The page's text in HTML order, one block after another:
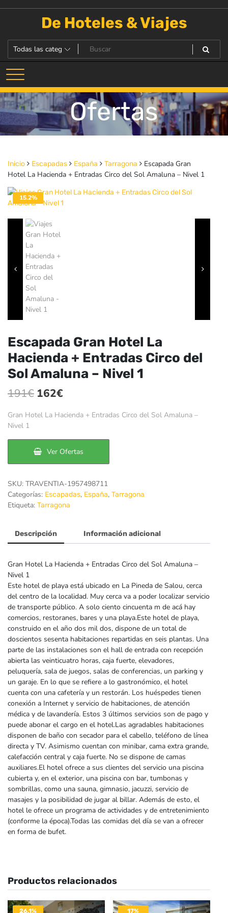
De Hoteles & Viajes
Ofertas
Inicio Escapadas España Tarragona
Escapada Gran
Hotel La Hacienda + Entradas Circo del Sol Amaluna – Nivel 1
15.2%
Escapada Gran Hotel La
Hacienda + Entradas Circo del
Sol Amaluna – Nivel 1
191€ El
precio
era:
191€.
162€
precio
es:
162€.
Gran Hotel La Hacienda + Entradas Circo del Sol Amaluna –
Nivel 1
Ver Ofertas
SKU: TRAVENTIA-1957498711
Categorías: Escapadas, España, Tarragona
Etiqueta: Tarragona
Descripción Información adicional
Gran Hotel La Hacienda + Entradas Circo del Sol Amaluna –
Nivel 1
Este hotel de playa está ubicado en La Pineda de Salou, cerca
del centro de la localidad. Muy cerca va a poder localizar servicio
de transporte público. A solo ciento cincuenta m de acá hay
comercios, restoranes, bares y una playa.Este hotel de playa,
construido en el año dos mil dos, dispone de un total de
doscientos sesenta habitaciones repartidas en seis plantas. Una
parte de las instalaciones son el hall de entrada con recepción
abierta las veinticuatro horas, caja fuerte, elevadores,
peluquería, sala de juegos, salas de conferencias, un parking y
un garaje. En lo que se refiere a lo gastronómico, el hotel
cuenta con una cafetería y un restorán. Los huéspedes tienen
conexión a Internet y servicio de habitaciones, de atención
médica y de lavandería. Estos 3 últimos servicios son de pago y
puede abonar el cargo en el hotel.Las agradables habitaciones
disponen de baño con secador para el cabello, teléfono de línea
directa y TV. Asimismo cuentan con minibar, cama extra grande,
calefacción central y caja fuerte. No se dispone de camas
auxiliares.El hotel ofrece a sus clientes del servicio una piscina
cubierta y, en el exterior, una piscina con bar, tumbonas y
sombrillas, como una sauna, gimnasio, jacuzzi, servicio de
masajes y la posibilidad de jugar al billar. Además de esto, el
hotel le ofrece un programa de actividades y de entretenimiento
(conforme la época).Todas las comidas del día se van a ofrecer
en forma de bufet.
Productos relacionados
26.1% 17%